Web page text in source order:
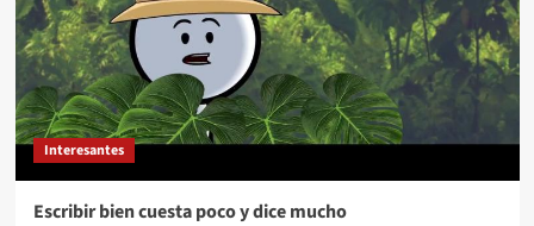
Interesantes
Escribir bien cuesta poco y dice mucho